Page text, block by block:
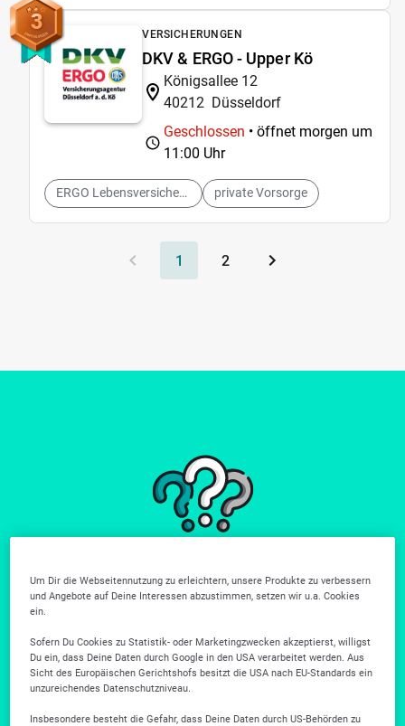
3 VERSICHERUNGEN
DKV & ERGO - Upper Kö
Königsallee 12
40212 Düsseldorf
Geschlossen • öffnet morgen um
11:00 Uhr
ERGO Lebensversicherung private Vorsorge
1 2
wonach du suchst?
Zur Firmensuche
Um Dir die Webseitennutzung zu erleichtern, unsere Produkte zu verbessern
und Angebote auf Deine Interessen abzustimmen, setzen wir u.a. Cookies
ein.
Sofern Du Cookies zu Statistik- oder Marketingzwecken akzeptierst, willigst
Du ein, dass Deine Daten durch Google in den USA verarbeitet werden. Aus
Sicht des Europäischen Gerichtshofs besitzt die USA nach EU-Standards ein
unzureichendes Datenschutzniveau.
Insbesondere besteht die Gefahr, dass Deine Daten durch US-Behörden zu